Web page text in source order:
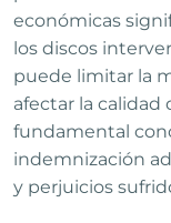
económicas
los discos
puede limitar la
afectar la calidad
fundamental
indemnización
y perjuicios